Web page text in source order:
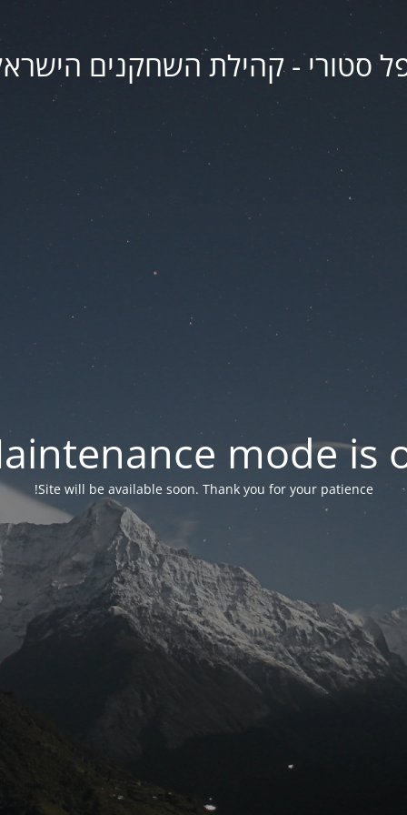
סטורי - קהילת השחקנים
mode is
Site will be available soon. Thank you for your patience!